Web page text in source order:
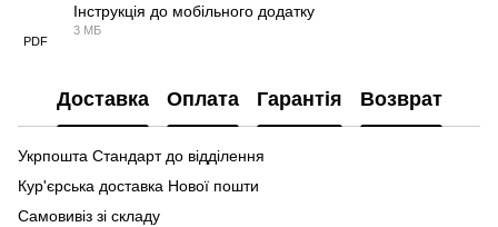
PDF
Інструкція до мобільного додатку
3 МБ
Доставка Оплата Гарантія Возврат
Укрпошта Стандарт до відділення
Кур'єрська доставка Нової пошти
Самовивіз зі складу